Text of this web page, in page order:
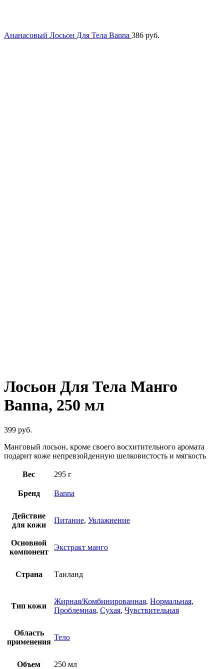
Ананасовый Лосьон Для Тела Banna 386 руб.
Лосьон Для Тела Манго
Banna, 250 мл
399 руб.
Манговый лосьон, кроме своего восхитительного аромата
подарит коже непревзойденную шелковистость и мягкость
Вес 295 г
Бренд Banna
Действие
для кожи
Питание, Увлажнение
Основной
компонент
Экстракт манго
Страна Таиланд
Тип кожи
Жирная/Комбинированная, Нормальная,
Проблемная, Сухая, Чувствительная
Область
применения
Тело
Объем 250 мл